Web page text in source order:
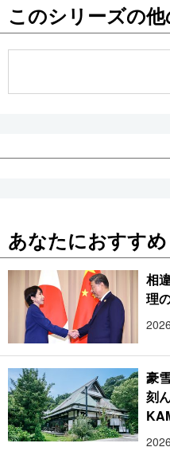
お知らせ
このシリーズの
あなたにおすすめ
相
理
豪
刻